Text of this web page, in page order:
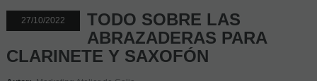
27/10/2022
TODO SOBRE LAS
ABRAZADERAS PARA
CLARINETE Y SAXOFÓN